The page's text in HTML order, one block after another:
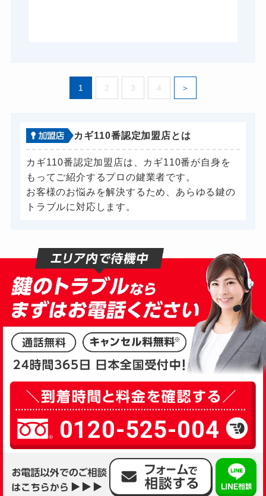
1 2 3 4
カギ110番認定加盟店とは
カギ110番認定加盟店は、カギ110番が自身を
もってご紹介するプロの鍵業者です。
お客様のお悩みを解決するため、あらゆる鍵の
トラブルに対応します。
0120-525-004